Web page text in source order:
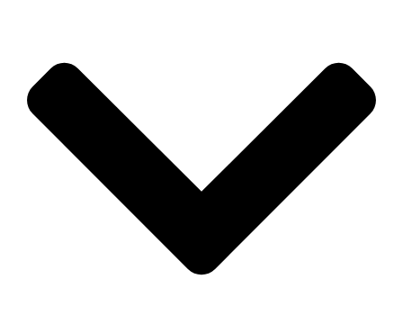
جوان‌ سازی و لیفت صورت
هایفوتراپی
میکروکارنت
آر‌اف فرکشنال و آر‌اف
سایر خدمات تخصصی مرکز